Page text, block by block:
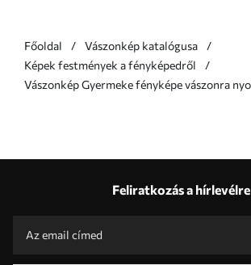
Főoldal
Vászonkép katalógusa
Képek festmények a fényképedről
Vászonkép Gyermeke fényképe vászonra nyomtatva Nr
Feliratkozás a hírlevélre